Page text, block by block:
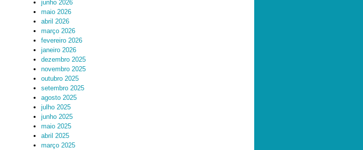
junho 2026
maio 2026
abril 2026
março 2026
fevereiro 2026
janeiro 2026
dezembro 2025
novembro 2025
outubro 2025
setembro 2025
agosto 2025
julho 2025
junho 2025
maio 2025
abril 2025
março 2025